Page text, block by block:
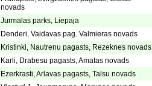
novads
Jurmalas parks, Liepaja
Denderi, Vaidavas pag. Valmieras novads
Kristinki, Nautrenu pagasts, Rezeknes novads
Karli, Drabesu pagasts, Amatas novads
Ezerkrasti, Arlavas pagasts, Talsu novads